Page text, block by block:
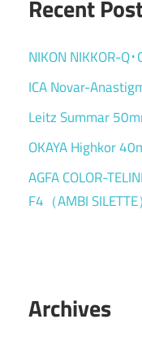
Recent
NIKON NIKKOR-Q
ICA Novar-
Leitz Summar
OKAYA Highkor
AGFA COLOR-
F4（AMBI SILETTE）
Archives